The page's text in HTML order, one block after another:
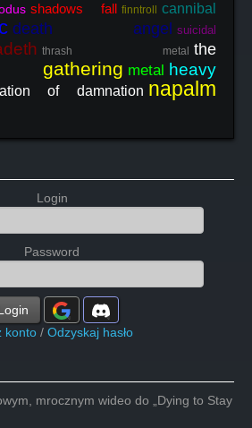
shadows fall finntroll
cannibal
death angel
suicidal
thrash metal the
metal heavy
of damnation napalm
Login
Password
konto / Odzyskaj hasło
mrocznym wideo do „Dying to Stay